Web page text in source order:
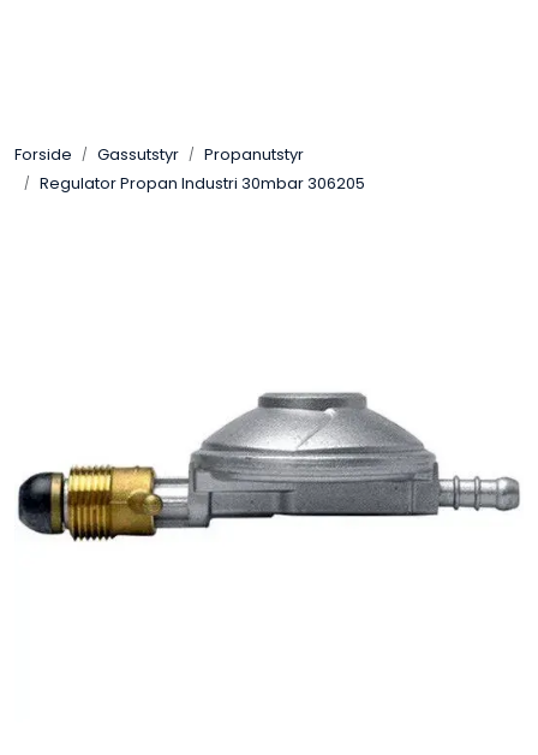
Forside Gassutstyr
Propanutstyr
Regulator Propan Industri 30mbar 306205
Pakning
Industriprodukter